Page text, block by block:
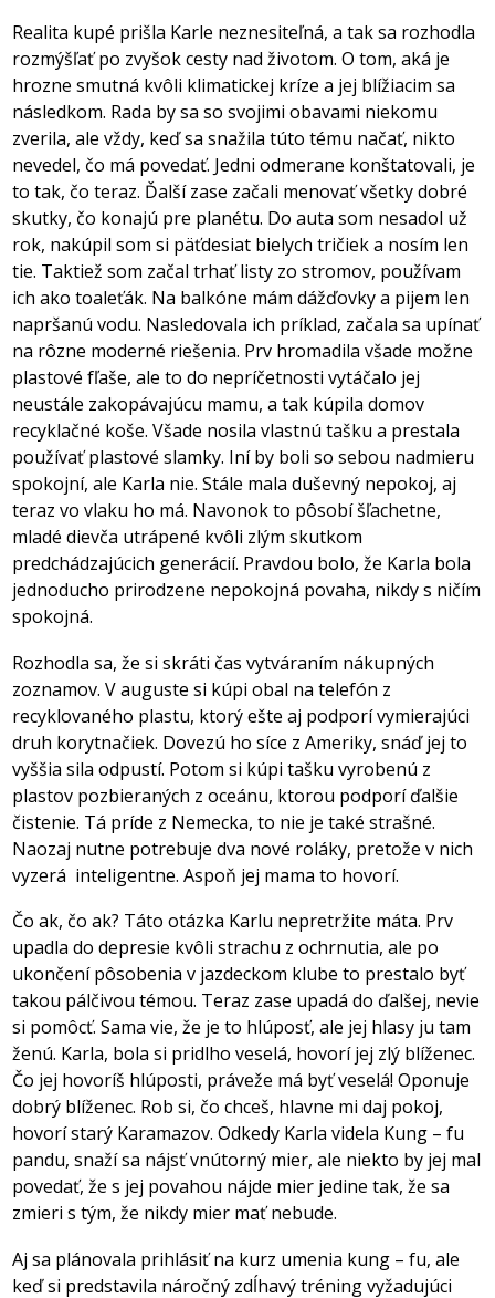
Realita kupé prišla Karle neznesiteľná, a tak sa rozhodla
rozmýšľať po zvyšok cesty nad životom. O tom, aká je
hrozne smutná kvôli klimatickej kríze a jej blížiacim sa
následkom. Rada by sa so svojimi obavami niekomu
zverila, ale vždy, keď sa snažila túto tému načať, nikto
nevedel, čo má povedať. Jedni odmerane konštatovali, je
to tak, čo teraz. Ďalší zase začali menovať všetky dobré
skutky, čo konajú pre planétu. Do auta som nesadol už
rok, nakúpil som si päťdesiat bielych tričiek a nosím len
tie. Taktiež som začal trhať listy zo stromov, používam
ich ako toaleťák. Na balkóne mám dážďovky a pijem len
napršanú vodu. Nasledovala ich príklad, začala sa upínať
na rôzne moderné riešenia. Prv hromadila všade možne
plastové fľaše, ale to do nepríčetnosti vytáčalo jej
neustále zakopávajúcu mamu, a tak kúpila domov
recyklačné koše. Všade nosila vlastnú tašku a prestala
používať plastové slamky. Iní by boli so sebou nadmieru
spokojní, ale Karla nie. Stále mala duševný nepokoj, aj
teraz vo vlaku ho má. Navonok to pôsobí šľachetne,
mladé dievča utrápené kvôli zlým skutkom
predchádzajúcich generácií. Pravdou bolo, že Karla bola
jednoducho prirodzene nepokojná povaha, nikdy s ničím
spokojná.
Rozhodla sa, že si skráti čas vytváraním nákupných
zoznamov. V auguste si kúpi obal na telefón z
recyklovaného plastu, ktorý ešte aj podporí vymierajúci
druh korytnačiek. Dovezú ho síce z Ameriky, snáď jej to
vyššia sila odpustí. Potom si kúpi tašku vyrobenú z
plastov pozbieraných z oceánu, ktorou podporí ďalšie
čistenie. Tá príde z Nemecka, to nie je také strašné.
Naozaj nutne potrebuje dva nové roláky, pretože v nich
vyzerá inteligentne. Aspoň jej mama to hovorí.
Čo ak, čo ak? Táto otázka Karlu nepretržite máta. Prv
upadla do depresie kvôli strachu z ochrnutia, ale po
ukončení pôsobenia v jazdeckom klube to prestalo byť
takou pálčivou témou. Teraz zase upadá do ďalšej, nevie
si pomôcť. Sama vie, že je to hlúposť, ale jej hlasy ju tam
ženú. Karla, bola si pridlho veselá, hovorí jej zlý blíženec.
Čo jej hovoríš hlúposti, práveže má byť veselá! Oponuje
dobrý blíženec. Rob si, čo chceš, hlavne mi daj pokoj,
hovorí starý Karamazov. Odkedy Karla videla Kung – fu
pandu, snaží sa nájsť vnútorný mier, ale niekto by jej mal
povedať, že s jej povahou nájde mier jedine tak, že sa
zmieri s tým, že nikdy mier mať nebude.
Aj sa plánovala prihlásiť na kurz umenia kung – fu, ale
keď si predstavila náročný zdĺhavý tréning vyžadujúci